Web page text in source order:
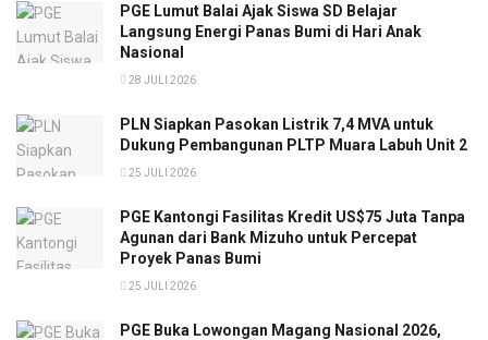
PGE Lumut Balai Ajak Siswa SD Belajar
Langsung Energi Panas Bumi di Hari Anak
Nasional
28 JULI 2026
PLN Siapkan Pasokan Listrik 7,4 MVA untuk
Dukung Pembangunan PLTP Muara Labuh Unit 2
25 JULI 2026
PGE Kantongi Fasilitas Kredit US$75 Juta Tanpa
Agunan dari Bank Mizuho untuk Percepat
Proyek Panas Bumi
25 JULI 2026
PGE Buka Lowongan Magang Nasional 2026,